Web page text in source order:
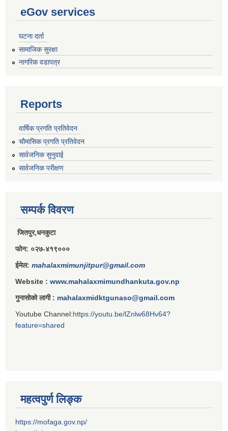
eGov services
घटना दर्ता
सामाजिक सुरक्षा
नागरिक वडापत्र
Reports
वार्षिक प्रगति प्रतिवेदन
चौमासिक प्रगति प्रतिवेदन
सार्वजनिक सुनुवाई
सार्वजनिक परीक्षण
सम्पर्क विवरण
जितपुर,धनकुटा
फोन: ०२७-४१९०००
ईमेल: mahalaxmimunjitpur@gmail.com
Website : www.mahalaxmimundhankuta.gov.np
गुनासोको लागी : mahalaxmidktgunaso@gmail.com
Youtube Channel:https://youtu.be/lZnlw68Hv64?
feature=shared
महत्वपुर्ण लिङ्क
https://mofaga.gov.np/